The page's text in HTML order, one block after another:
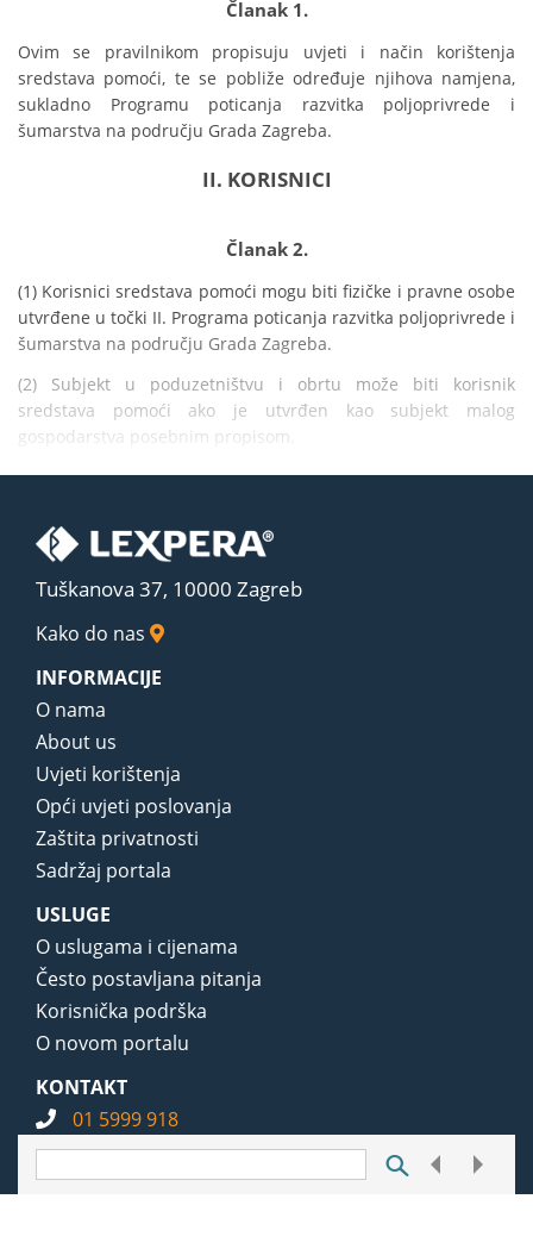
Članak 1.
Ovim se pravilnikom propisuju uvjeti i način korištenja
sredstava pomoći, te se pobliže određuje njihova namjena,
sukladno Programu poticanja razvitka poljoprivrede i
šumarstva na području Grada Zagreba.
II. KORISNICI
Članak 2.
(1) Korisnici sredstava pomoći mogu biti fizičke i pravne osobe
utvrđene u točki II. Programa poticanja razvitka poljoprivrede i
šumarstva na području Grada Zagreba.
(2) Subjekt u poduzetništvu i obrtu može biti korisnik
sredstava pomoći ako je utvrđen kao subjekt malog
gospodarstva posebnim propisom.
Tuškanova 37, 10000 Zagreb
Kako do nas
INFORMACIJE
O nama
About us
Uvjeti korištenja
Opći uvjeti poslovanja
Zaštita privatnosti
Sadržaj portala
USLUGE
O uslugama i cijenama
Često postavljana pitanja
Korisnička podrška
O novom portalu
KONTAKT
01 5999 918